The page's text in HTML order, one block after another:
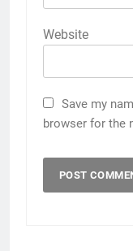
Website
Save my
browser for the